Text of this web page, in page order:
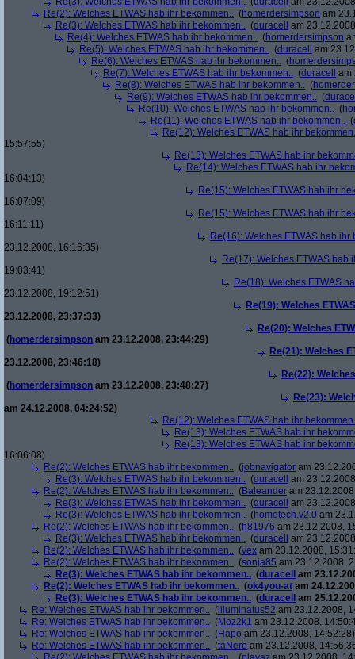
Re(2): Welches ETWAS hab ihr bekommen.. (homerdersimpson am
Re(3): Welches ETWAS hab ihr bekommen.. (duracell
am
Re(4): Welches ETWAS hab ihr bekommen.. (homerdersimpson
Re(5): Welches ETWAS hab ihr bekommen.. (duracell
am
Re(6): Welches ETWAS hab ihr bekommen.. (
Re(7): Welches ETWAS hab ihr bekommen.. (duracell
am
Re(8): Welches ETWAS hab ihr bekommen.. (
Re(9): Welches ETWAS hab ihr bekommen.. (
Re(10): Welches ETWAS hab ihr bekommen.. (
Re(11): Welches ETWAS hab ihr bekommen.. (
Re(12): Welches ETWAS hab ihr
15:57:55)
Re(13): Welches ETWAS hab ihr
Re(14): Welches ETWAS hab ihr
16:04:13)
Re(15): Welches ETWAS hab ihr
16:07:09)
Re(15): Welches ETWAS hab ihr
16:11:11)
Re(16): Welches ETWAS hab ihr
23.12.2008, 16:16:35)
Re(17): Welches ETWAS hab
19:03:41)
Re(18): Welches ETWAS
23.12.2008, 19:12:51)
Re(19): Welches
23.12.2008, 23:37:33)
Re(20): Welches
(homerdersimpson am 23.12.2008, 23:44:29)
Re(21): Welches
23.12.2008, 23:46:18)
Re(22):
(homerdersimpson am 23.12.2008, 23:48:27)
Re(23):
am 24.12.2008, 04:24:52)
Re(12): Welches ETWAS hab ihr
Re(13): Welches ETWAS hab ihr
Re(13): Welches ETWAS hab ihr
16:06:08)
Re(2): Welches ETWAS hab ihr bekommen.. (jobnavigator am
Re(3): Welches ETWAS hab ihr bekommen.. (duracell
am
Re(2): Welches ETWAS hab ihr bekommen.. (Baleander am
Re(3): Welches ETWAS hab ihr bekommen.. (duracell
am
Re(3): Welches ETWAS hab ihr bekommen.. (hometech.v2.0 am
Re(2): Welches ETWAS hab ihr bekommen.. (h81976 am 23.12.2008,
Re(3): Welches ETWAS hab ihr bekommen.. (duracell
am
Re(2): Welches ETWAS hab ihr bekommen.. (vex am 23.12.2008,
Re(2): Welches ETWAS hab ihr bekommen.. (sonja85 am 23.12.2008,
Re(3): Welches ETWAS hab ihr bekommen.. (duracell
am
Re(2): Welches ETWAS hab ihr bekommen.. (ok4you-at am
Re(3): Welches ETWAS hab ihr bekommen.. (duracell
am
Re: Welches ETWAS hab ihr bekommen.. (illuminatus52 am 23.12.2008,
Re: Welches ETWAS hab ihr bekommen.. (Moz2k1 am 23.12.2008,
Re: Welches ETWAS hab ihr bekommen.. (Hapo am 23.12.2008, 14:52:28)
Re: Welches ETWAS hab ihr bekommen.. (taNero am 23.12.2008,